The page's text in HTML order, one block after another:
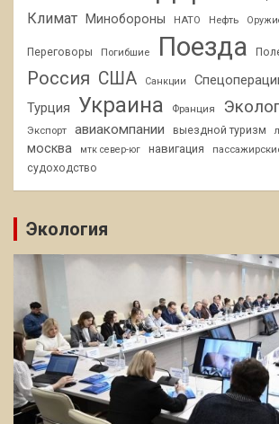
Климат Минобороны НАТО Нефть
Переговоры Погибшие Поезда
Россия США Санкции
Турция Украина Франция
Экспорт
авиакомпании выездной туризм
москва мтк север-юг навигация
судоходство
Экология